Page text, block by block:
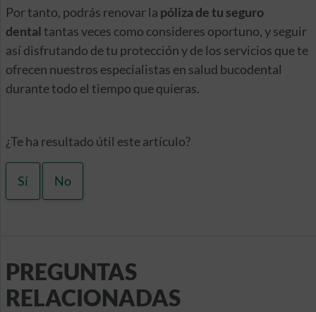
Por tanto, podrás renovar la póliza de tu seguro
dentaltantas veces como consideres oportuno, y seguir
así disfrutando de tu protección y de los servicios que te
ofrecen nuestros especialistas en salud bucodental
durante todo el tiempo que quieras.
¿Te ha resultado útil este artículo?
Sí No
PREGUNTAS
RELACIONADAS